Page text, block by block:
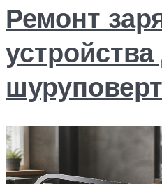
Ремонт